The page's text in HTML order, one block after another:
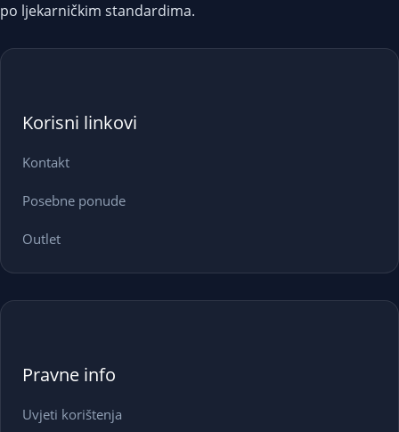
po ljekarničkim standardima.
Korisni linkovi
Kontakt
Posebne ponude
Outlet
Pravne info
Uvjeti korištenja